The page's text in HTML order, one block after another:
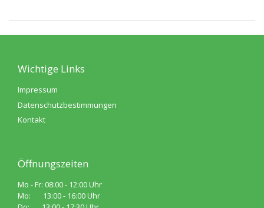
Wichtige Links
Impressum
Datenschutzbestimmungen
Kontakt
Öffnungszeiten
Mo - Fr: 08:00 - 12:00 Uhr
Mo: 13:00 - 16:00 Uhr